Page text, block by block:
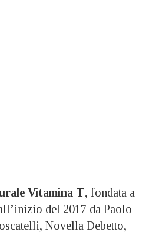
Vitamina T, fondata a
del 2017 da Paolo
Novella Debetto,